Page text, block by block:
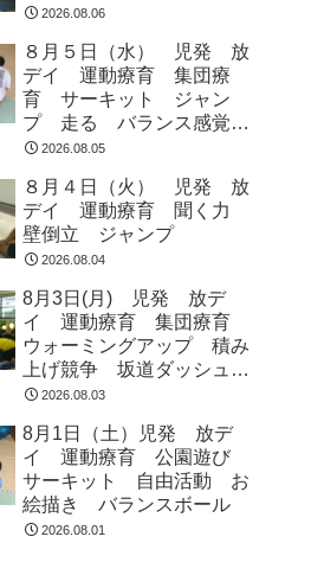
2026.08.06
８月５日（水） 児発 放
デイ 運動療育 集団療
育 サーキット ジャン
プ 走る バランス感覚
ラジオ体操
2026.08.05
８月４日（火） 児発 放
デイ 運動療育 聞く力
壁倒立 ジャンプ
2026.08.04
8月3日(月) 児発 放デ
イ 運動療育 集団療育
ウォーミングアップ 積み
上げ競争 坂道ダッシュ
走って歩いて お芋とク
2026.08.03
8月1日（土）児発 放デ
イ 運動療育 公園遊び
サーキット 自由活動 お
絵描き バランスボール
2026.08.01